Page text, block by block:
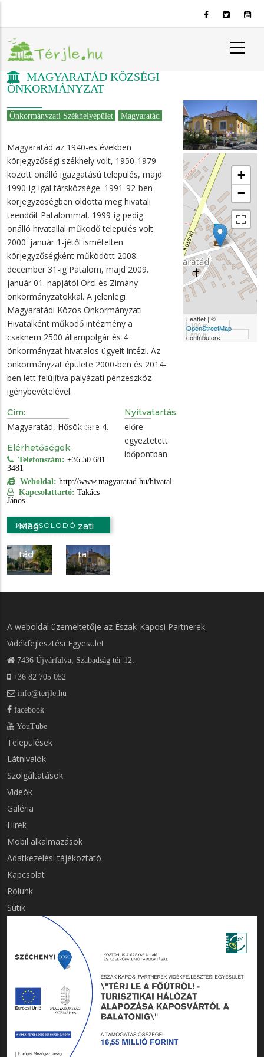
MAGYARATÁD KÖZSÉGI
ÖNKORMÁNYZAT
Önkormányzati Székhelyépület Magyaratád
Magyaratád az 1940-es években
körjegyzőségi székhely volt, 1950-1979
között önálló igazgatású település, majd
1990-ig Igal társközsége. 1991-92-ben
körjegyzõségben oldotta meg hivatali
teendőit Patalommal, 1999-ig pedig
önálló hivatallal működő település volt.
2000. január 1-jétől ismételten
körjegyzőségként működött 2008.
december 31-ig Patalom, majd 2009.
január 01. napjától Orci és Zimány
önkormányzatokkal. A jelenlegi
Magyaratádi Közös Önkormányzati
Hivatalként működő intézmény a
csaknem 2500 állampolgár és 4
önkormányzat hivatalos ügyeit intézi. Az
önkormányzat épülete 2000-ben és 2014-
ben lett felújítva pályázati pénzeszköz
igénybevételével.
Cím:
Magyaratád, Hősök tere 4.
Elérhetőségek:
Telefonszám: +36 30 681
3481
Weboldal: http://www.magyaratad.hu/hivatal
Kapcsolattartó: Takács
János
Nyitvatartás:
előre
egyeztetett
időpontban
KAPCSOLODÓ
Mag
tád
yara
Köz
Önk
orm
zati
tal
+
−
100 m
500 ft
Leaflet | ©
OpenStreetMap
contributors
A weboldal üzemeltetője az Észak-Kaposi Partnerek
Vidékfejlesztési Egyesület
7436 Újvárfalva, Szabadság tér 12.
+36 82 705 052
info@terjle.hu
facebook
YouTube
LÁBLÉC
MENÜK
Települések
Látnivalók
Szolgáltatások
Videók
Galéria
Hírek
LÁBLÉC
MENÜK
Mobil alkalmazások
Adatkezelési tájékoztató
Kapcsolat
Rólunk
Sütik